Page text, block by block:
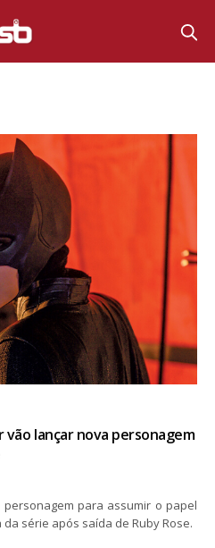
lançar nova personagem
para assumir o papel
série após saída de Ruby Rose.